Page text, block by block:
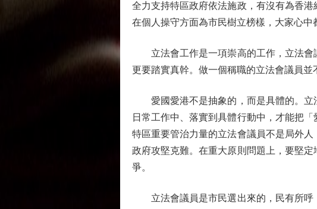
全力支持特區政府依法施政，有沒有為香
在個人操守方面為市民樹立榜樣，大家心中
立法會工作是一項崇高的工作，立法會
更要踏實真幹。做一個稱職的立法會議員並
愛國愛港不是抽象的，而是具體的。立
日常工作中、落實到具體行動中，才能把
特區重要管治力量的立法會議員不是局外
政府攻堅克難。在重大原則問題上，要堅
爭。
立法會議員是市民選出來的，民有所呼